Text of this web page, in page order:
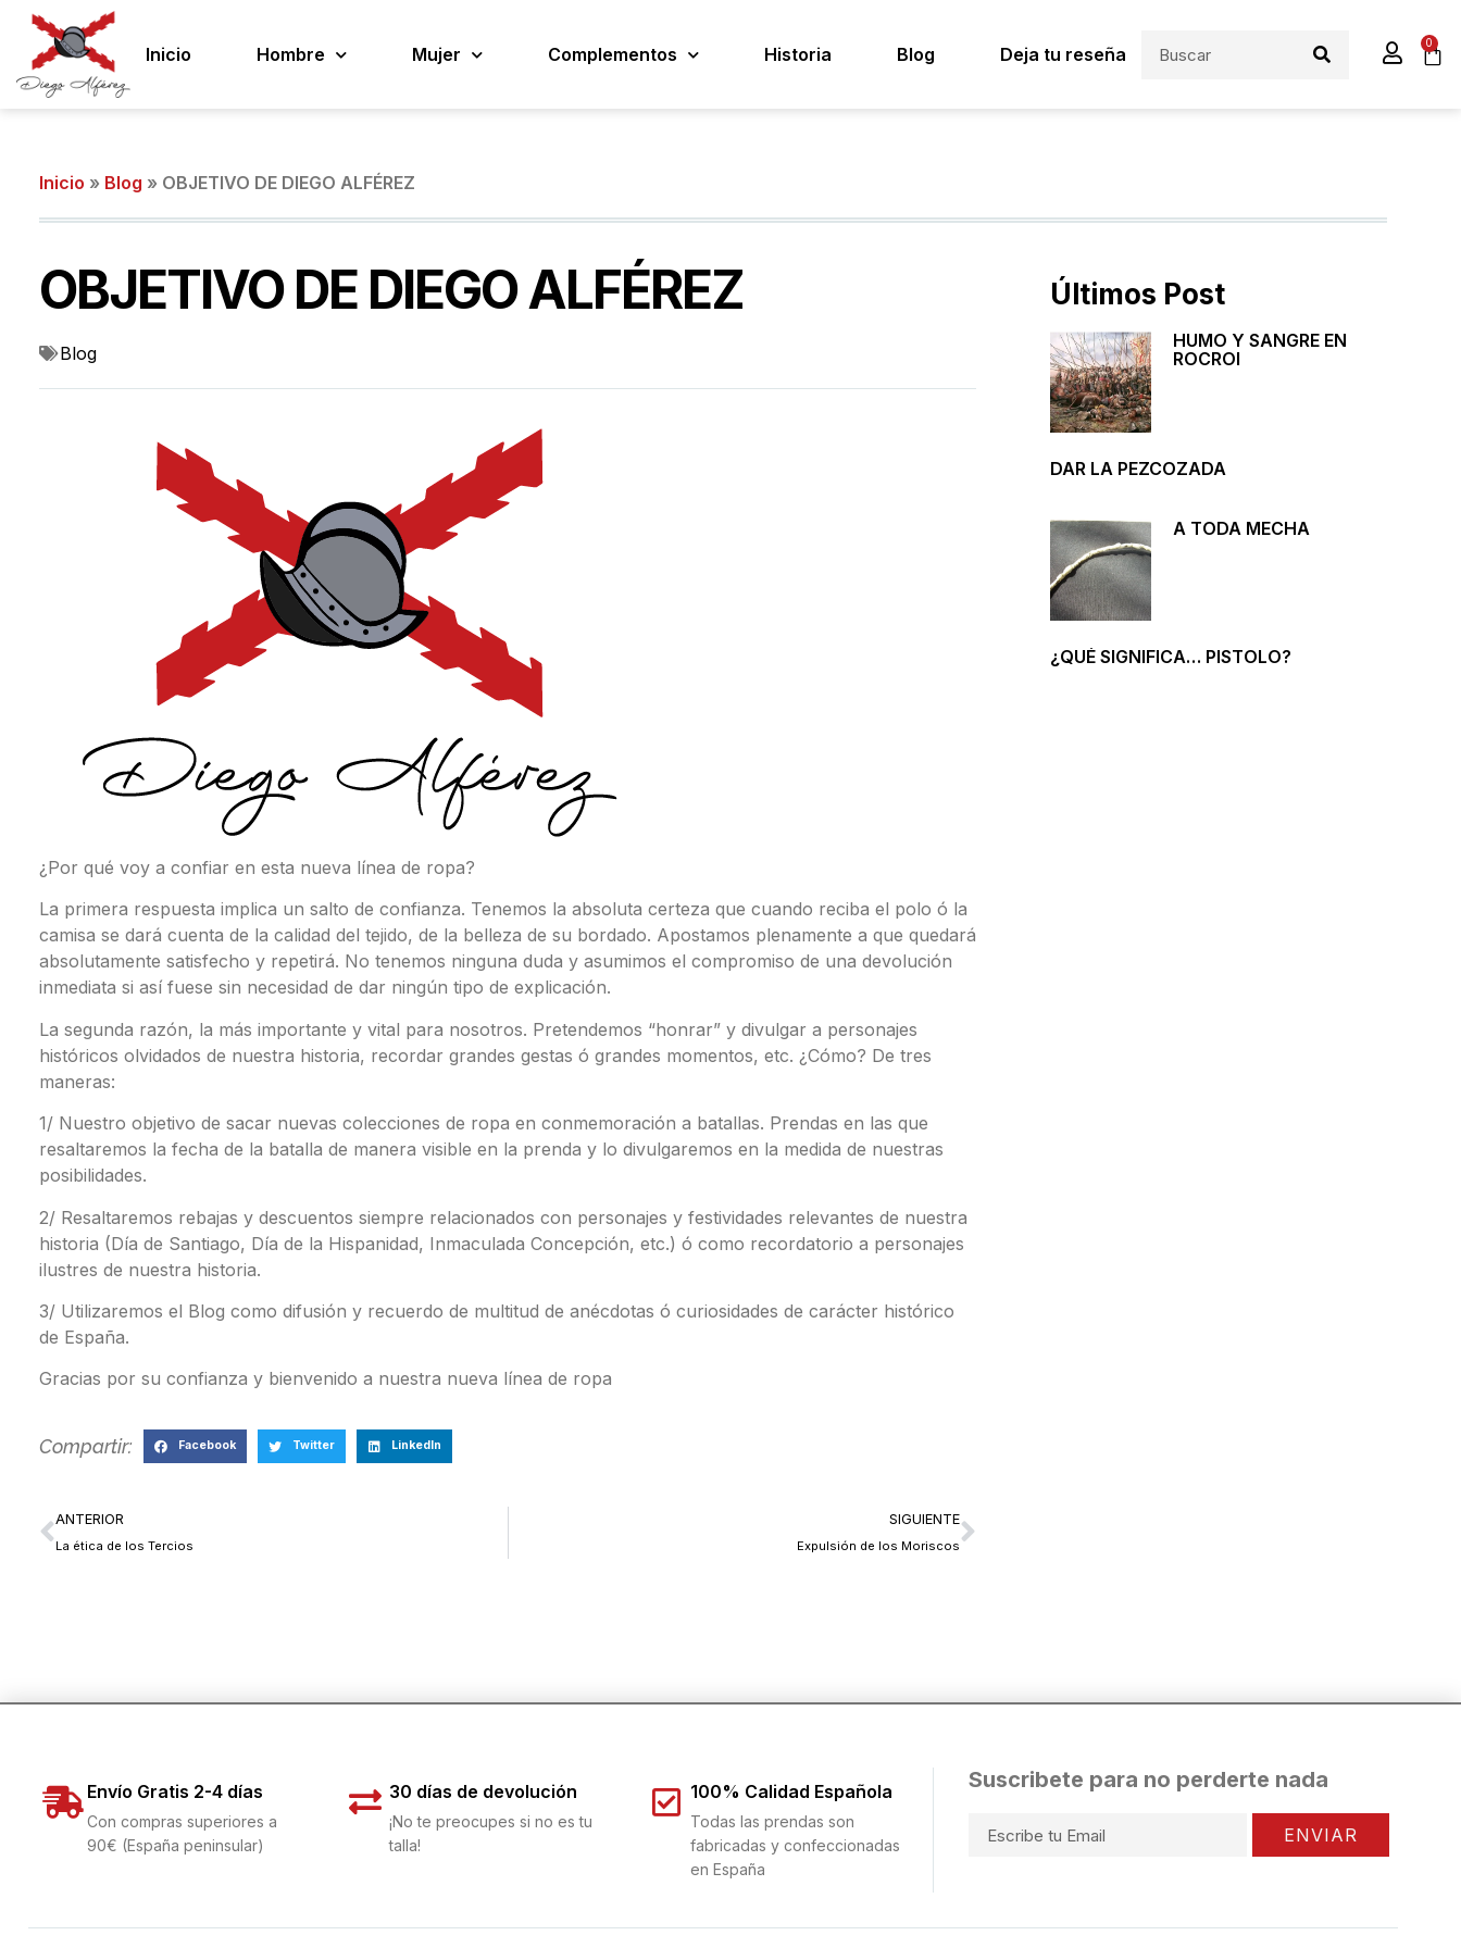
Inicio Hombre Mujer Complementos Historia Blog Deja tu reseña
0
Inicio » Blog » OBJETIVO DE DIEGO ALFÉREZ
OBJETIVO DE DIEGO ALFÉREZ
Blog
¿Por qué voy a confiar en esta nueva línea de ropa?
La primera respuesta implica un salto de confianza. Tenemos la absoluta certeza que cuando reciba el polo ó la
camisa se dará cuenta de la calidad del tejido, de la belleza de su bordado. Apostamos plenamente a que quedará
absolutamente satisfecho y repetirá. No tenemos ninguna duda y asumimos el compromiso de una devolución
inmediata si así fuese sin necesidad de dar ningún tipo de explicación.
La segunda razón, la más importante y vital para nosotros. Pretendemos “honrar” y divulgar a personajes
históricos olvidados de nuestra historia, recordar grandes gestas ó grandes momentos, etc. ¿Cómo? De tres
maneras:
1/ Nuestro objetivo de sacar nuevas colecciones de ropa en conmemoración a batallas. Prendas en las que
resaltaremos la fecha de la batalla de manera visible en la prenda y lo divulgaremos en la medida de nuestras
posibilidades.
2/ Resaltaremos rebajas y descuentos siempre relacionados con personajes y festividades relevantes de nuestra
historia (Día de Santiago, Día de la Hispanidad, Inmaculada Concepción, etc.) ó como recordatorio a personajes
ilustres de nuestra historia.
3/ Utilizaremos el Blog como difusión y recuerdo de multitud de anécdotas ó curiosidades de carácter histórico
de España.
Gracias por su confianza y bienvenido a nuestra nueva línea de ropa
Compartir: Facebook Twitter LinkedIn
ANTERIOR
La ética de los Tercios
SIGUIENTE
Expulsión de los Moriscos
Últimos Post
HUMO Y SANGRE EN
ROCROI
DAR LA PEZCOZADA
A TODA MECHA
¿QUÉ SIGNIFICA… PISTOLO?
Envío Gratis 2-4 días
Con compras superiores a
90€ (España peninsular)
30 días de devolución
¡No te preocupes si no es tu
talla!
100% Calidad Española
Todas las prendas son
fabricadas y confeccionadas
en España
Suscribete para no perderte nada
ENVIAR